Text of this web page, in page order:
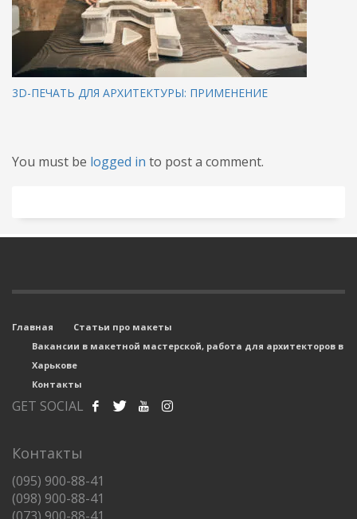
3D-ПЕЧАТЬ ДЛЯ АРХИТЕКТУРЫ: ПРИМЕНЕНИЕ
You must be logged in to post a comment.
Главная
Статьи про макеты
Вакансии в макетной мастерской, работа для архитекторов в
Харькове
Контакты
GET SOCIAL
Контакты
(095) 900-88-41
(098) 900-88-41